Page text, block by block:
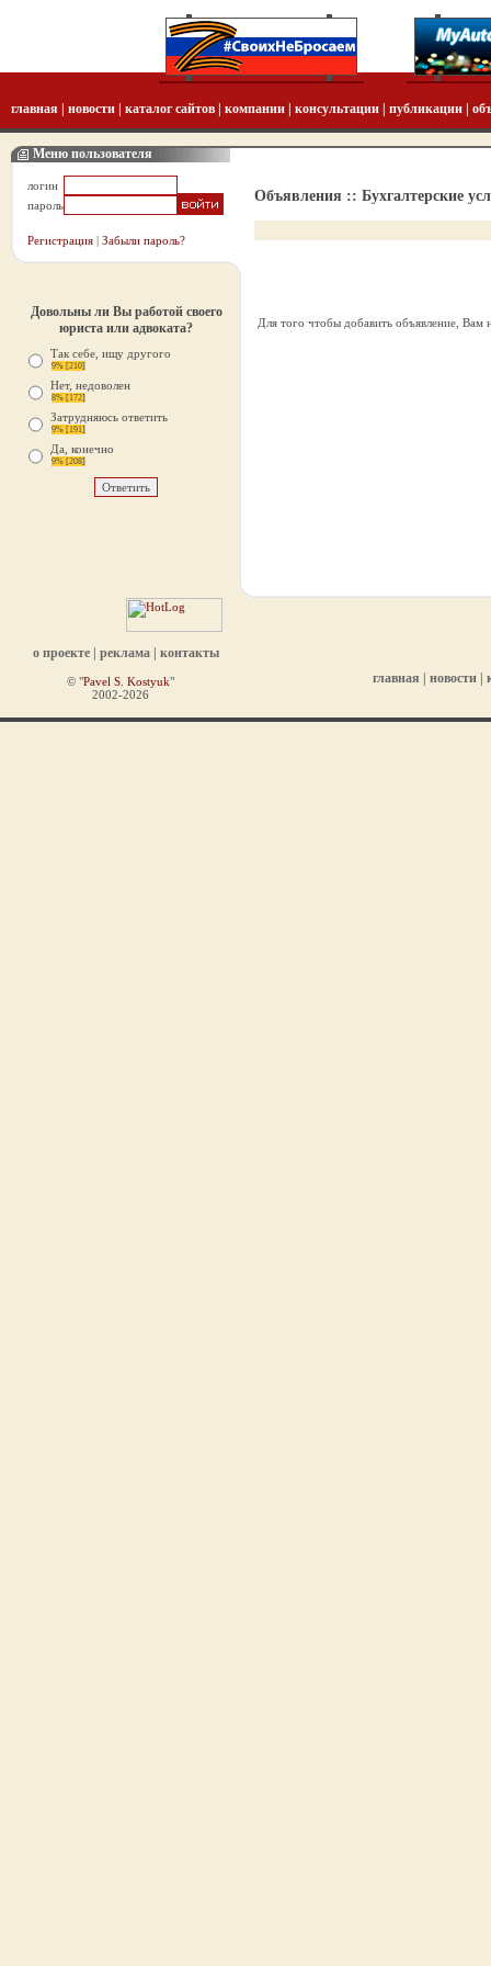
главная новости каталог сайтов компании консультации публикации
Меню пользователя
логин
пароль
Регистрация | Забыли пароль?
Довольны ли Вы работой своего
юриста или адвоката?
Так себе, ищу другого
9% [210]
Нет, недоволен
8% [172]
Затрудняюсь ответить
9% [191]
Да, конечно
9% [208]
Объявления :: Бухгалтерские
Для того чтобы добавить объявление,
о проекте реклама контакты
© "Pavel S. Kostyuk"
2002-2026
главная новости